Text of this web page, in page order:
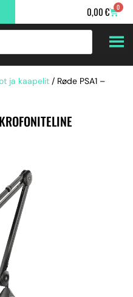
0,00€ 0
ja kaapelit / Røde PSA1 –